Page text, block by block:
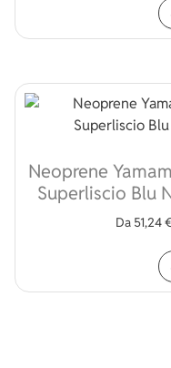
Neoprene
Superliscio Blu
Da 51,24